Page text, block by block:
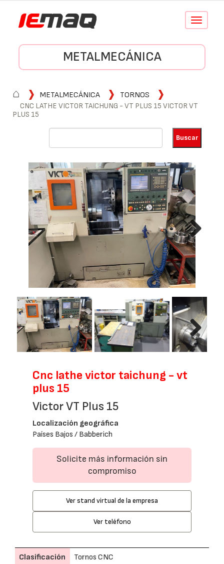
Conmutar
METALMECÁNICA
⌂ METALMECÁNICA
TORNOS
CNC LATHE VICTOR TAICHUNG - VT PLUS 15 VICTOR VT
PLUS 15
Next
Next
Cnc lathe victor taichung - vt
plus 15
Victor VT Plus 15
Localización geográfica
Países Bajos / Babberich
Solicite más información sin
compromiso
Ver stand virtual de la empresa
Ver teléfono
Clasificación Tornos CNC